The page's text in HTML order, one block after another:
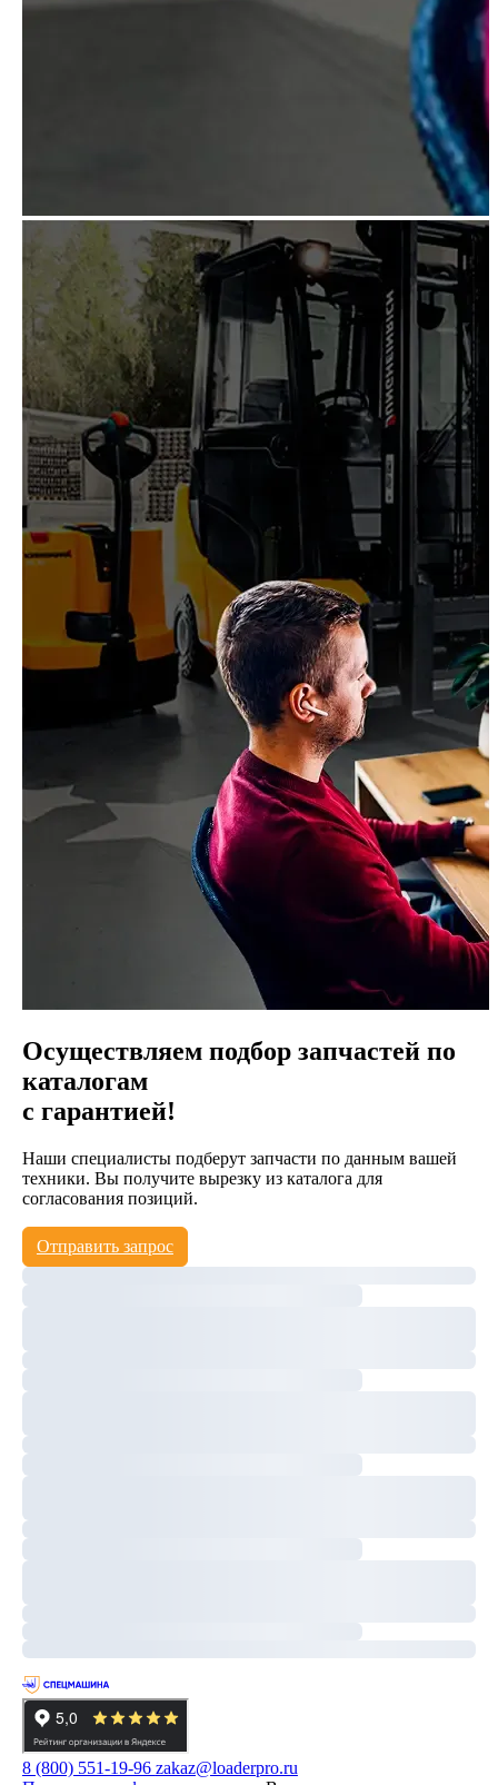
Осуществляем подбор запчастей по
каталогам
с гарантией!
Наши специалисты подберут запчасти по данным вашей
техники. Вы получите вырезку из каталога для
согласования позиций.
Отправить запрос
8 (800) 551-19-96 zakaz@loaderpro.ru